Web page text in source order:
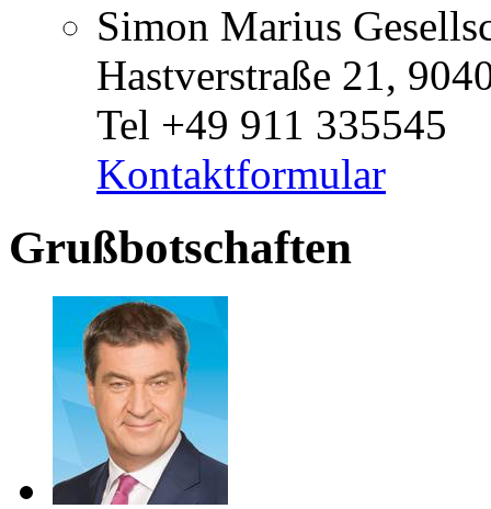
Simon Marius
Hastverstraße 21,
Tel +49 911 335545
Kontaktformular
Grußbotschaften